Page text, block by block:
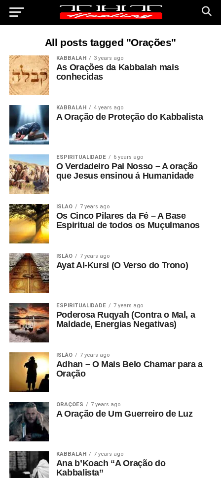
All posts tagged "Orações"
KABBALAH 3 years ago
As Orações da Kabbalah mais
conhecidas
KABBALAH 4 years ago
A Oração de Proteção do Kabbalista
ESPIRITUALIDADE 6 years ago
O Verdadeiro Pai Nosso – A oração
que Jesus ensinou á Humanidade
ISLÃO 7 years ago
Os Cinco Pilares da Fé – A Base
Espiritual de todos os Muçulmanos
ISLÃO 7 years ago
Ayat Al-Kursi (O Verso do Trono)
ESPIRITUALIDADE 7 years ago
Poderosa Ruqyah (Contra o Mal, a
Maldade, Energias Negativas)
ISLÃO 7 years ago
Adhan – O Mais Belo Chamar para a
Oração
ORAÇÕES 7 years ago
A Oração de Um Guerreiro de Luz
KABBALAH 7 years ago
Ana b’Koach “A Oração do
Kabbalista”